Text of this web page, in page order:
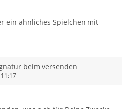
ein ähnliches Spielchen mit
beim versenden